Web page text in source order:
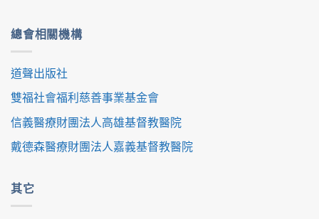
總會相關機構
道聲出版社
雙福社會福利慈善事業基金會
信義醫療財團法人高雄基督教醫院
戴德森醫療財團法人嘉義基督教醫院
其它